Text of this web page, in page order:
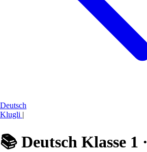
Deutsch
Klugli |
📚 Deutsch Klasse 1 ·